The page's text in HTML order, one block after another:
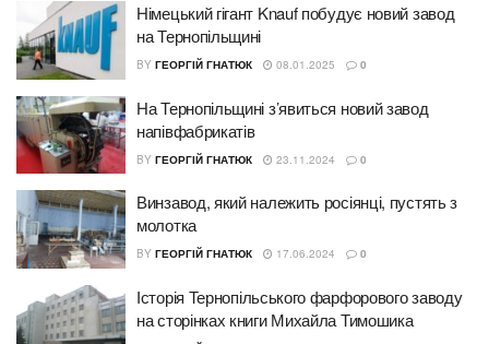
Німецький гігант Knauf побудує новий завод
на Тернопільщині
BY ГЕОРГІЙ ГНАТЮК 08.01.2025 0
На Тернопільщині з’явиться новий завод
напівфабрикатів
BY ГЕОРГІЙ ГНАТЮК 23.11.2024 0
Винзавод, який належить росіянці, пустять з
молотка
BY ГЕОРГІЙ ГНАТЮК 17.06.2024 0
Історія Тернопільського фарфорового заводу
на сторінках книги Михайла Тимошика